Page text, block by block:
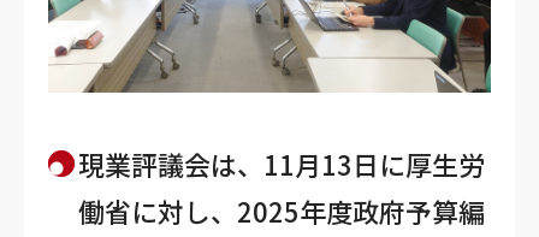
現業評議会は、11月13日に厚生労
働省に対し、2025年度政府予算編